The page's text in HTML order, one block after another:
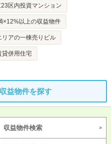
区内投資マンション
×12%以上の収益物件
リアの一棟売りビル
貸併用住宅
益物件を探す
収益物件検索